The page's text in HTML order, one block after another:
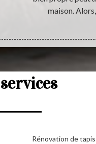
maison.
Rénovation de